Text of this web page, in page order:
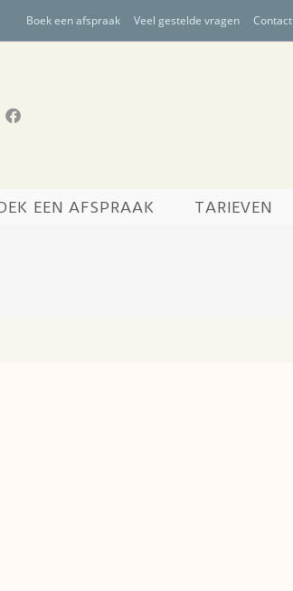
Boek een afspraak Veel gestelde vragen Contact
EEN AFSPRAAK TARIEVEN